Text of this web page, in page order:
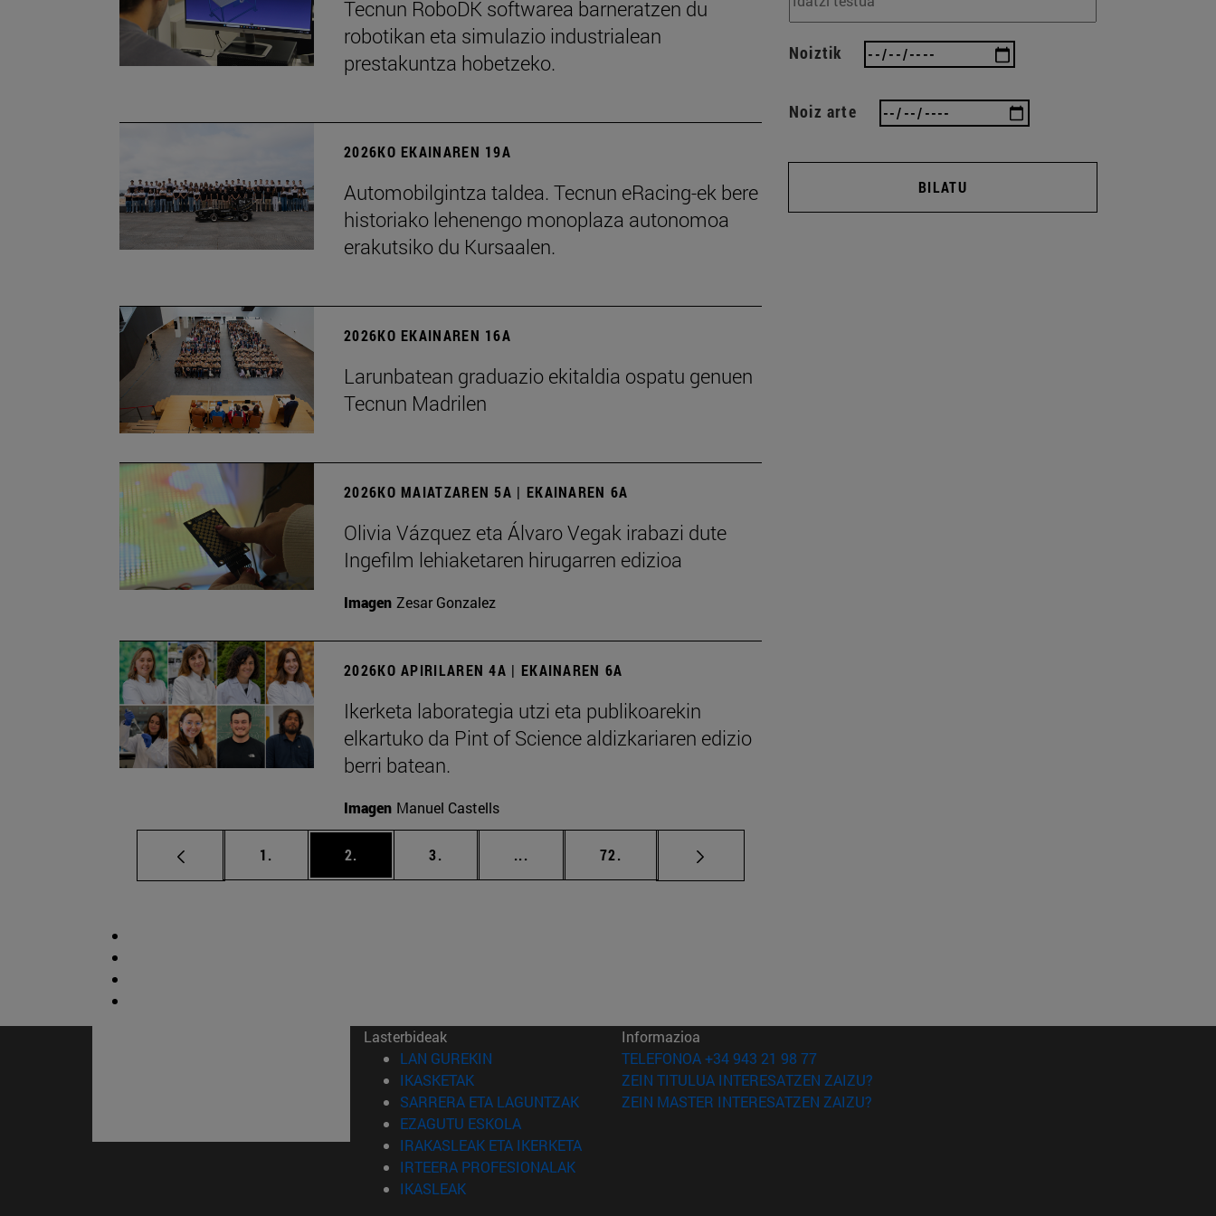
Tecnun RoboDK softwarea barneratzen du
robotikan eta simulazio industrialean
prestakuntza hobetzeko.
2026KO EKAINAREN 19A
Automobilgintza taldea. Tecnun eRacing-ek bere
historiako lehenengo monoplaza autonomoa
erakutsiko du Kursaalen.
2026KO EKAINAREN 16A
Larunbatean graduazio ekitaldia ospatu genuen
Tecnun Madrilen
2026KO MAIATZAREN 5A | EKAINAREN 6A
Olivia Vázquez eta Álvaro Vegak irabazi dute
Ingefilm lehiaketaren hirugarren edizioa
Imagen Zesar Gonzalez
2026KO APIRILAREN 4A | EKAINAREN 6A
Ikerketa laborategia utzi eta publikoarekin
elkartuko da Pint of Science aldizkariaren edizio
berri batean.
Imagen Manuel Castells
1. 2. 3. ... Tarteko orrialdeak Erabili TAB tekla nabigatzeko.
72.
Noiztik
Noiz arte
BILATU
Lasterbideak
LAN GUREKIN (Beste leiho batean irekiko da)
IKASKETAK(Beste leiho batean irekiko da)
SARRERA ETA LAGUNTZAK(Beste leiho batean irekiko da)
EZAGUTU ESKOLA(Beste leiho batean irekiko da)
IRAKASLEAK ETA IKERKETA(Beste leiho batean irekiko da)
IRTEERA PROFESIONALAK(Beste leiho batean irekiko da)
IKASLEAK(Beste leiho batean irekiko da)
Informazioa
TELEFONOA +34 943 21 98 77
ZEIN TITULUA INTERESATZEN ZAIZU?
ZEIN MASTER INTERESATZEN ZAIZU?